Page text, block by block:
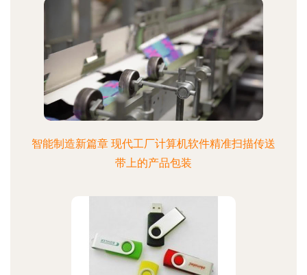
智能制造新篇章 现代工厂计算机软件精准扫描传送
带上的产品包装